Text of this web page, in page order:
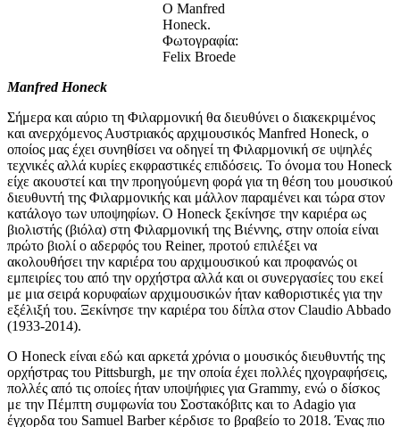
Ο Μanfred
Ηoneck.
Φωτογραφία:
Felix Broede
Manfred Honeck
Σήμερα και αύριο τη Φιλαρμονική θα διευθύνει ο διακεκριμένος
και ανερχόμενος Αυστριακός αρχιμουσικός Manfred Honeck, ο
οποίος μας έχει συνηθίσει να οδηγεί τη Φιλαρμονική σε υψηλές
τεχνικές αλλά κυρίες εκφραστικές επιδόσεις. Το όνομα του Honeck
είχε ακουστεί και την προηγούμενη φορά για τη θέση του μουσικού
διευθυντή της Φιλαρμονικής και μάλλον παραμένει και τώρα στον
κατάλογο των υποψηφίων. Ο Honeck ξεκίνησε την καριέρα ως
βιολιστής (βιόλα) στη Φιλαρμονική της Βιέννης, στην οποία είναι
πρώτο βιολί ο αδερφός του Reiner, προτού επιλέξει να
ακολουθήσει την καριέρα του αρχιμουσικού και προφανώς οι
εμπειρίες του από την ορχήστρα αλλά και οι συνεργασίες του εκεί
με μια σειρά κορυφαίων αρχιμουσικών ήταν καθοριστικές για την
εξέλιξή του. Ξεκίνησε την καριέρα του δίπλα στον Claudio Abbado
(1933-2014).
O Honeck είναι εδώ και αρκετά χρόνια ο μουσικός διευθυντής της
ορχήστρας του Pittsburgh, με την οποία έχει πολλές ηχογραφήσεις,
πολλές από τις οποίες ήταν υποψήφιες για Grammy, ενώ ο δίσκος
με την Πέμπτη συμφωνία του Σοστακόβιτς και το Adagio για
έγχορδα του Samuel Barber κέρδισε το βραβείο το 2018. Ένας πιο